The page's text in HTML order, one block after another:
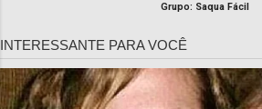
Grupo: Saqua Fácil